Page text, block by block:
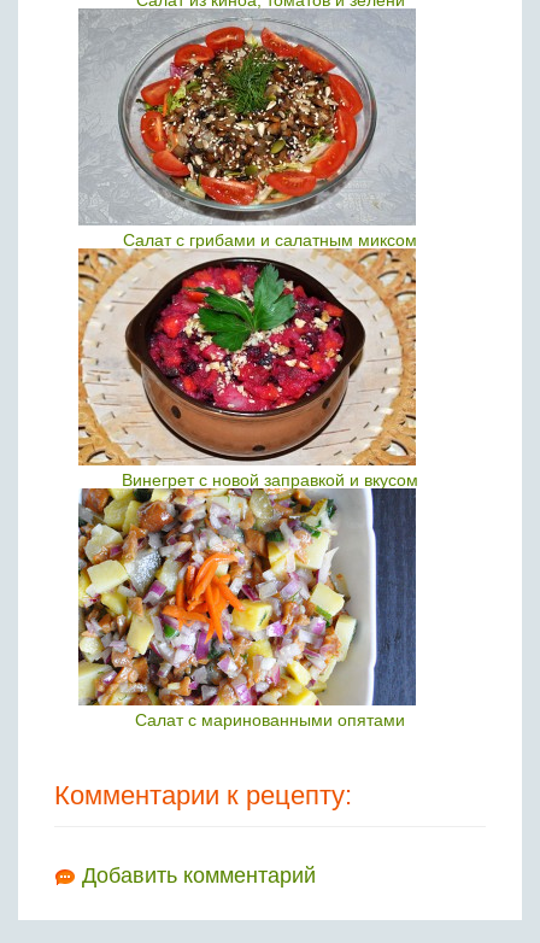
Салат с грибами и салатным миксом
Винегрет с новой заправкой и вкусом
Салат с маринованными опятами
Комментарии к рецепту:
Добавить комментарий